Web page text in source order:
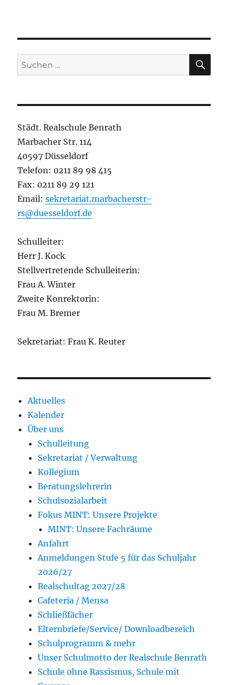
Suchen
nach:
Städt. Realschule Benrath
Marbacher Str. 114
40597 Düsseldorf
Telefon: 0211 89 98 415
Fax: 0211 89 29 121
Email:sekretariat.marbacherstr-
rs@duesseldorf.de
Schulleiter:
Herr J. Kock
Stellvertretende Schulleiterin:
Frau A. Winter
Zweite Konrektorin:
Frau M. Bremer
Sekretariat: Frau K. Reuter
Aktuelles
Kalender
Über uns
Schulleitung
Sekretariat / Verwaltung
Kollegium
Beratungslehrerin
Schulsozialarbeit
Fokus MINT: Unsere Projekte
MINT: Unsere Fachräume
Anfahrt
Anmeldungen Stufe 5 für das Schuljahr
2026/27
Realschultag 2027/28
Cafeteria / Mensa
Schließfächer
Elternbriefe/Service/ Downloadbereich
Schulprogramm & mehr
Unser Schulmotto der Realschule Benrath
Schule ohne Rassismus, Schule mit